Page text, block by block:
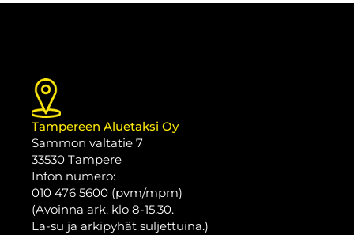
Tampereen Aluetaksi Oy
Sammon valtatie 7
33530 Tampere
Infon numero:
010 476 5600 (pvm/mpm)
(Avoinna ark. klo 8-15.30.
La-su ja arkipyhät suljettuina.)